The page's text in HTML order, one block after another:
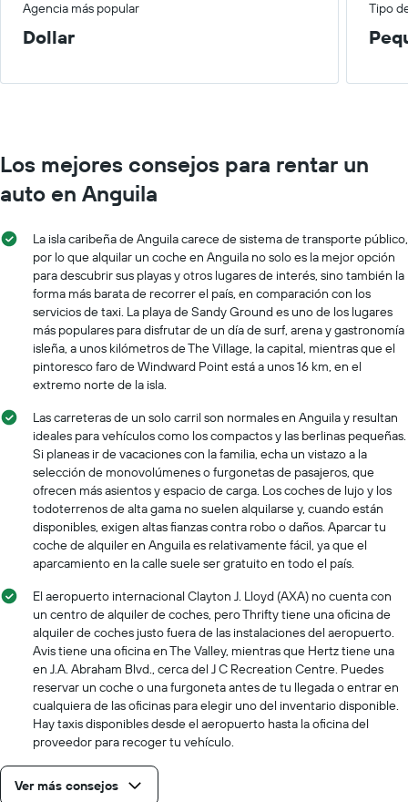
Agencia más popular Tipo
Dollar
Los mejores consejos para rentar un
auto en Anguila
La isla caribeña de Anguila carece de sistema de transporte público,
por lo que alquilar un coche en Anguila no solo es la mejor opción
para descubrir sus playas y otros lugares de interés, sino también la
forma más barata de recorrer el país, en comparación con los
servicios de taxi. La playa de Sandy Ground es uno de los lugares
más populares para disfrutar de un día de surf, arena y gastronomía
isleña, a unos kilómetros de The Village, la capital, mientras que el
pintoresco faro de Windward Point está a unos 16 km, en el
extremo norte de la isla.
Las carreteras de un solo carril son normales en Anguila y resultan
ideales para vehículos como los compactos y las berlinas pequeñas.
Si planeas ir de vacaciones con la familia, echa un vistazo a la
selección de monovolúmenes o furgonetas de pasajeros, que
ofrecen más asientos y espacio de carga. Los coches de lujo y los
todoterrenos de alta gama no suelen alquilarse y, cuando están
disponibles, exigen altas fianzas contra robo o daños. Aparcar tu
coche de alquiler en Anguila es relativamente fácil, ya que el
aparcamiento en la calle suele ser gratuito en todo el país.
El aeropuerto internacional Clayton J. Lloyd (AXA) no cuenta con
un centro de alquiler de coches, pero Thrifty tiene una oficina de
alquiler de coches justo fuera de las instalaciones del aeropuerto.
Avis tiene una oficina en The Valley, mientras que Hertz tiene una
en J.A. Abraham Blvd., cerca del J C Recreation Centre. Puedes
reservar un coche o una furgoneta antes de tu llegada o entrar en
cualquiera de las oficinas para elegir uno del inventario disponible.
Hay taxis disponibles desde el aeropuerto hasta la oficina del
proveedor para recoger tu vehículo.
Ver más consejos